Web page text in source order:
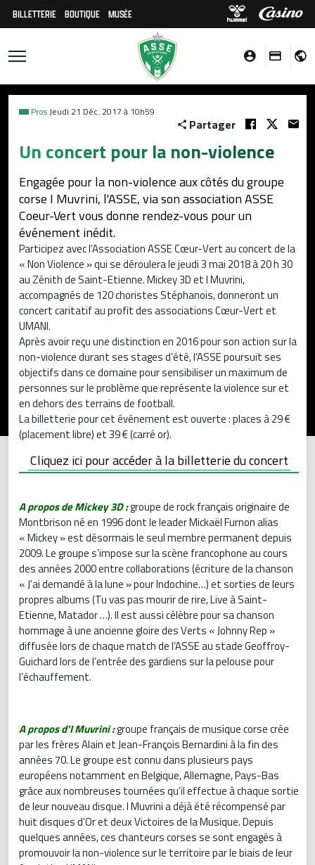
BILLETTERIE BOUTIQUE MUSÉE
ProsJeudi 21 Déc. 2017 à 10h59
Partager
Un concert pour la non-violence
Engagée pour la non-violence aux côtés du groupe
corse I Muvrini, l'ASSE, via son association ASSE
Coeur-Vert vous donne rendez-vous pour un
événement inédit.
Participez avec l’Association ASSE Cœur-Vert au concert de la
« Non Violence » qui se déroulera le jeudi 3 mai 2018 à 20 h 30
au Zénith de Saint-Etienne. Mickey 3D et I Muvrini,
accompagnés de 120 choristes Stéphanois, donneront un
concert caritatif au profit des associations Cœur-Vert et
UMANI.
Après avoir reçu une distinction en 2016 pour son action sur la
non-violence durant ses stages d’été, l’ASSE poursuit ses
objectifs dans ce domaine pour sensibiliser un maximum de
personnes sur le problème que représente la violence sur et
en dehors des terrains de football.
La billetterie pour cet événement est ouverte : places à 29 €
(placement libre) et 39 € (carré or).
Cliquez ici pour accéder à la billetterie du concert
A propos de Mickey 3D :groupe de rock français originaire de
Montbrison né en 1996 dont le leader Mickaël Furnon alias
« Mickey » est désormais le seul membre permanent depuis
2009. Le groupe s’impose sur la scène francophone au cours
des années 2000 entre collaborations (écriture de la chanson
« J’ai demandé à la lune » pour Indochine…) et sorties de leurs
propres albums (Tu vas pas mourir de rire, Live à Saint-
Etienne, Matador …). Il est aussi célèbre pour sa chanson
hommage à une ancienne gloire des Verts « Johnny Rep »
diffusée lors de chaque match de l’ASSE au stade Geoffroy-
Guichard lors de l’entrée des gardiens sur la pelouse pour
l’échauffement.
A propos d’I Muvrini :groupe français de musique corse crée
par les frères Alain et Jean-François Bernardini à la fin des
années 70. Le groupe est connu dans plusieurs pays
européens notamment en Belgique, Allemagne, Pays-Bas
grâce aux nombreuses tournées qu’il effectue à chaque sortie
de leur nouveau disque. I Muvrini a déjà été récompensé par
huit disques d’Or et deux Victoires de la Musique. Depuis
quelques années, ces chanteurs corses se sont engagés à
promouvoir la non-violence sur le territoire par le biais de leur